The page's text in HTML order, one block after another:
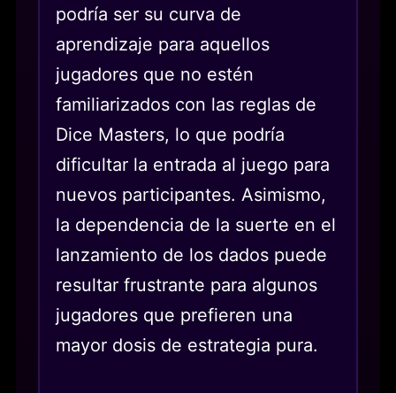
podría ser su curva de
aprendizaje para aquellos
jugadores que no estén
familiarizados con las reglas de
Dice Masters, lo que podría
dificultar la entrada al juego para
nuevos participantes. Asimismo,
la dependencia de la suerte en el
lanzamiento de los dados puede
resultar frustrante para algunos
jugadores que prefieren una
mayor dosis de estrategia pura.